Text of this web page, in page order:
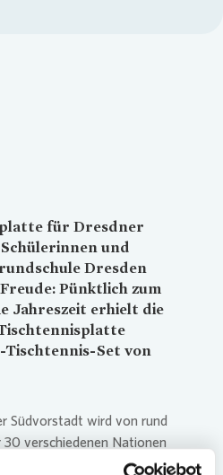
für Dresdner
und
Dresden
Pünktlich zum
Jahreszeit erhielt die
Set von
Südvorstadt wird von rund
verschiedenen Nationen